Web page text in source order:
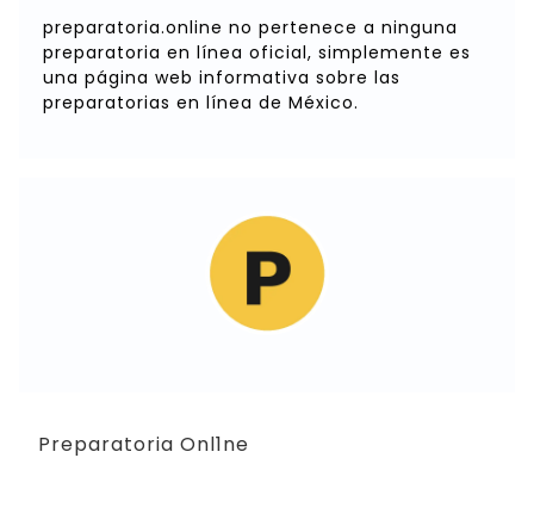
preparatoria.online no pertenece a ninguna
preparatoria en línea oficial, simplemente es
una página web informativa sobre las
preparatorias en línea de México.
Preparatoria Onl1ne